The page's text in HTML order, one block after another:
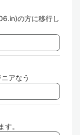
の方に移行し
アなう
。